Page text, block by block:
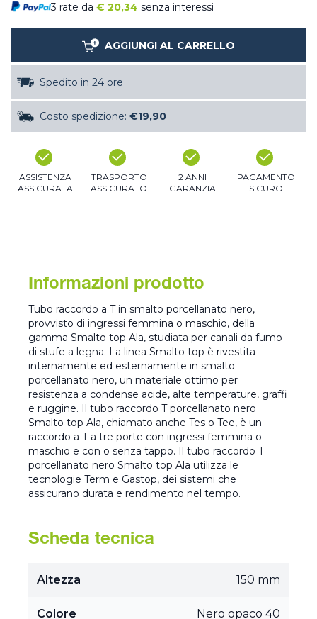
3 rate da € 20,34 senza interessi
AGGIUNGI AL CARRELLO
Spedito in 24 ore
Costo spedizione: €19,90
ASSISTENZA
ASSICURATA
TRASPORTO
ASSICURATO
2 ANNI
GARANZIA
PAGAMENTO
SICURO
Informazioni prodotto
Tubo raccordo a T in smalto porcellanato nero,
provvisto di ingressi femmina o maschio, della
gamma Smalto top Ala, studiata per canali da fumo
di stufe a legna. La linea Smalto top è rivestita
internamente ed esternamente in smalto
porcellanato nero, un materiale ottimo per
resistenza a condense acide, alte temperature, graffi
e ruggine. Il tubo raccordo T porcellanato nero
Smalto top Ala, chiamato anche Tes o Tee, è un
raccordo a T a tre porte con ingressi femmina o
maschio e con o senza tappo. Il tubo raccordo T
porcellanato nero Smalto top Ala utilizza le
tecnologie Term e Gastop, dei sistemi che
assicurano durata e rendimento nel tempo.
Scheda tecnica
Altezza 150 mm
Colore Nero opaco 40